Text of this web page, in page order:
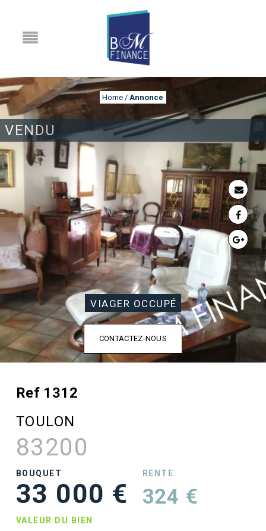
VENDU
Home / Annonce
ANNONCE
VIAGER OCCUPÉ
CONTACTEZ-NOUS
Ref 1312
TOULON
83200
BOUQUET
33 000 €
RENTE
324 €
VALEUR DU BIEN